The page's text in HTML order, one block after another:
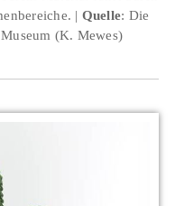
Quelle: Die
(K. Mewes)